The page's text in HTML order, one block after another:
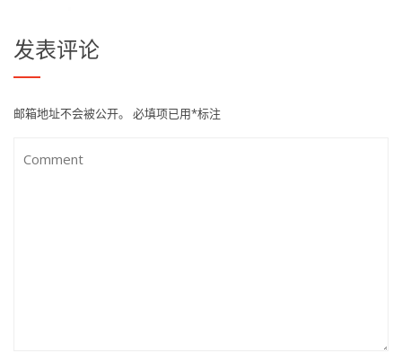
发表评论
邮箱地址不会被公开。 必填项已用*标注